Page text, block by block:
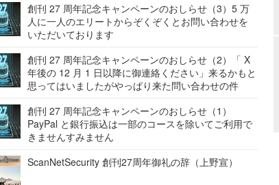
創刊 27 周年記念キャンペーンのおしらせ（3）5 万
人に一人のエリートからぞくぞくとお問い合わせを
いただいております
創刊 27 周年記念キャンペーンのおしらせ（2）「 X
年後の 12 月 1 日以降に御連絡ください」来るかもと
思ってはいましたがやっぱり来た問い合わせの件
創刊 27 周年記念キャンペーンのおしらせ（1）
PayPal と銀行振込は一部のコースを除いてご利用で
きませんすみません
ScanNetSecurity 創刊27周年御礼の辞（上野宣）